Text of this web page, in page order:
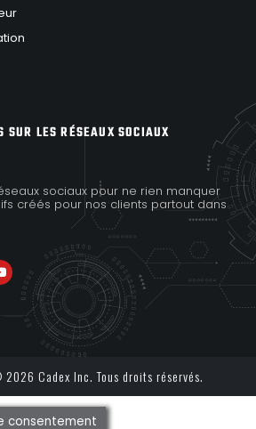
SUR LES RÉSEAUX SOCIAUX
sociaux pour ne rien manquer
créés pour nos clients partout dans
Cadex Inc. Tous droits réservés.
consentement